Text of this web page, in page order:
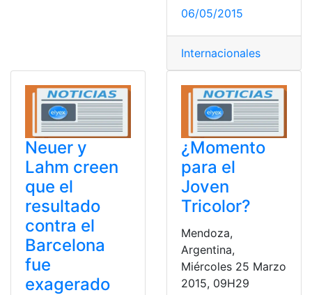
06/05/2015
Internacionales
Neuer y
Lahm creen
que el
resultado
contra el
Barcelona
fue
exagerado
¿Momento
para el
Joven
Tricolor?
Mendoza,
Argentina,
Miércoles 25 Marzo
2015, 09H29